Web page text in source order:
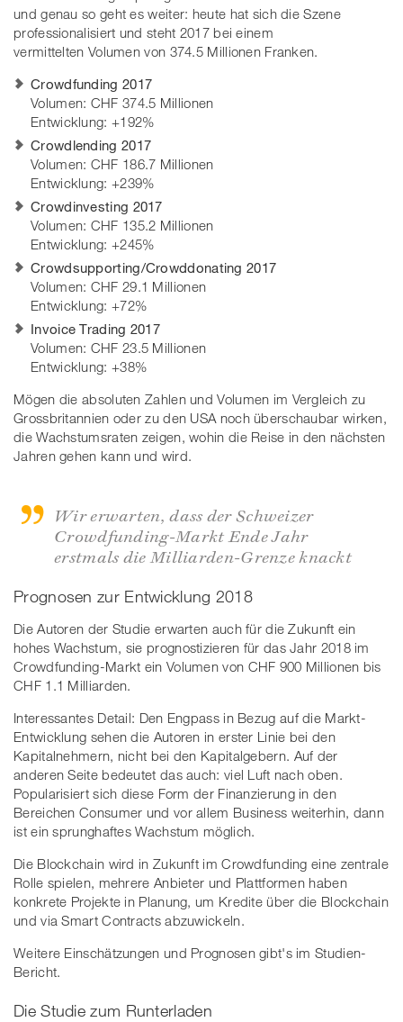
und genau so geht es weiter: heute hat sich die Szene
professionalisiert und steht 2017 bei einem
vermittelten Volumen von 374.5 Millionen Franken.
Crowdfunding 2017
Volumen: CHF 374.5 Millionen
Entwicklung: +192%
Crowdlending 2017
Volumen: CHF 186.7 Millionen
Entwicklung: +239%
Crowdinvesting 2017
Volumen: CHF 135.2 Millionen
Entwicklung: +245%
Crowdsupporting/Crowddonating 2017
Volumen: CHF 29.1 Millionen
Entwicklung: +72%
Invoice Trading 2017
Volumen: CHF 23.5 Millionen
Entwicklung: +38%
Mögen die absoluten Zahlen und Volumen im Vergleich zu
Grossbritannien oder zu den USA noch überschaubar wirken,
die Wachstumsraten zeigen, wohin die Reise in den nächsten
Jahren gehen kann und wird.
Wir erwarten, dass der Schweizer
Crowdfunding-Markt Ende Jahr
erstmals die Milliarden-Grenze knackt
Prognosen zur Entwicklung 2018
Die Autoren der Studie erwarten auch für die Zukunft ein
hohes Wachstum, sie prognostizieren für das Jahr 2018 im
Crowdfunding-Markt ein Volumen von CHF 900 Millionen bis
CHF 1.1 Milliarden.
Interessantes Detail: Den Engpass in Bezug auf die Markt-
Entwicklung sehen die Autoren in erster Linie bei den
Kapitalnehmern, nicht bei den Kapitalgebern. Auf der
anderen Seite bedeutet das auch: viel Luft nach oben.
Popularisiert sich diese Form der Finanzierung in den
Bereichen Consumer und vor allem Business weiterhin, dann
ist ein sprunghaftes Wachstum möglich.
Die Blockchain wird in Zukunft im Crowdfunding eine zentrale
Rolle spielen, mehrere Anbieter und Plattformen haben
konkrete Projekte in Planung, um Kredite über die Blockchain
und via Smart Contracts abzuwickeln.
Weitere Einschätzungen und Prognosen gibt's im Studien-
Bericht.
Die Studie zum Runterladen